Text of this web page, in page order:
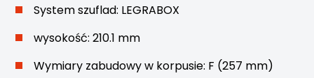
System szuflad: LEGRABOX
wysokość: 210.1 mm
Wymiary zabudowy w korpusie: F (257 mm)